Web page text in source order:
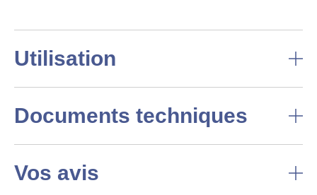
Utilisation
Documents techniques
Vos avis